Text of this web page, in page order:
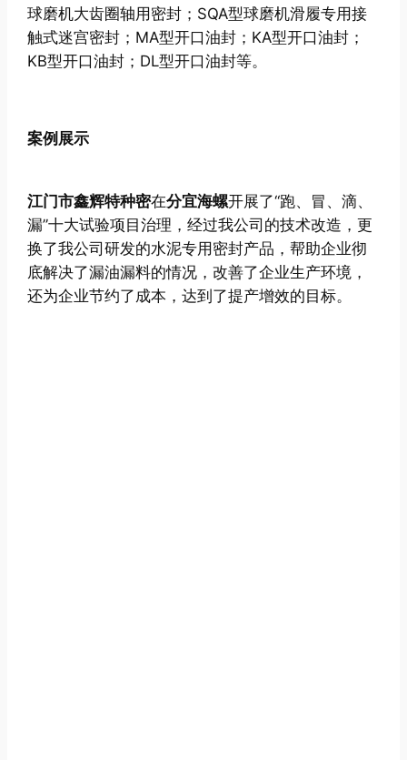
球磨机大齿圈轴用密封；SQA型球磨机滑履专用接
触式迷宫密封；MA型开口油封；KA型开口油封；
KB型开口油封；DL型开口油封等。
案例展示
江门市鑫辉特种密在分宜海螺开展了“跑、冒、滴、
漏”十大试验项目治理，经过我公司的技术改造，更
换了我公司研发的水泥专用密封产品，帮助企业彻
底解决了漏油漏料的情况，改善了企业生产环境，
还为企业节约了成本，达到了提产增效的目标。